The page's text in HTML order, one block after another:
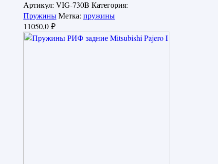
Артикул: VIG-730B Категория:
ПружиныМетка: пружины
11050,0 ₽